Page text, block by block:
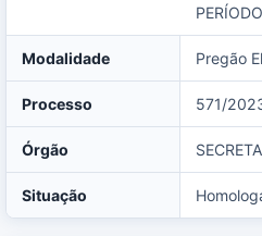
Modalidade Pregão
Processo 571/
Órgão
Situação